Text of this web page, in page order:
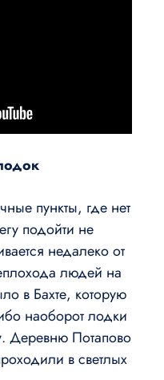
пункты, где нет
подойти не
недалеко от
людей на
в Бахте, которую
наоборот лодки
Деревню Потапово
в светлых